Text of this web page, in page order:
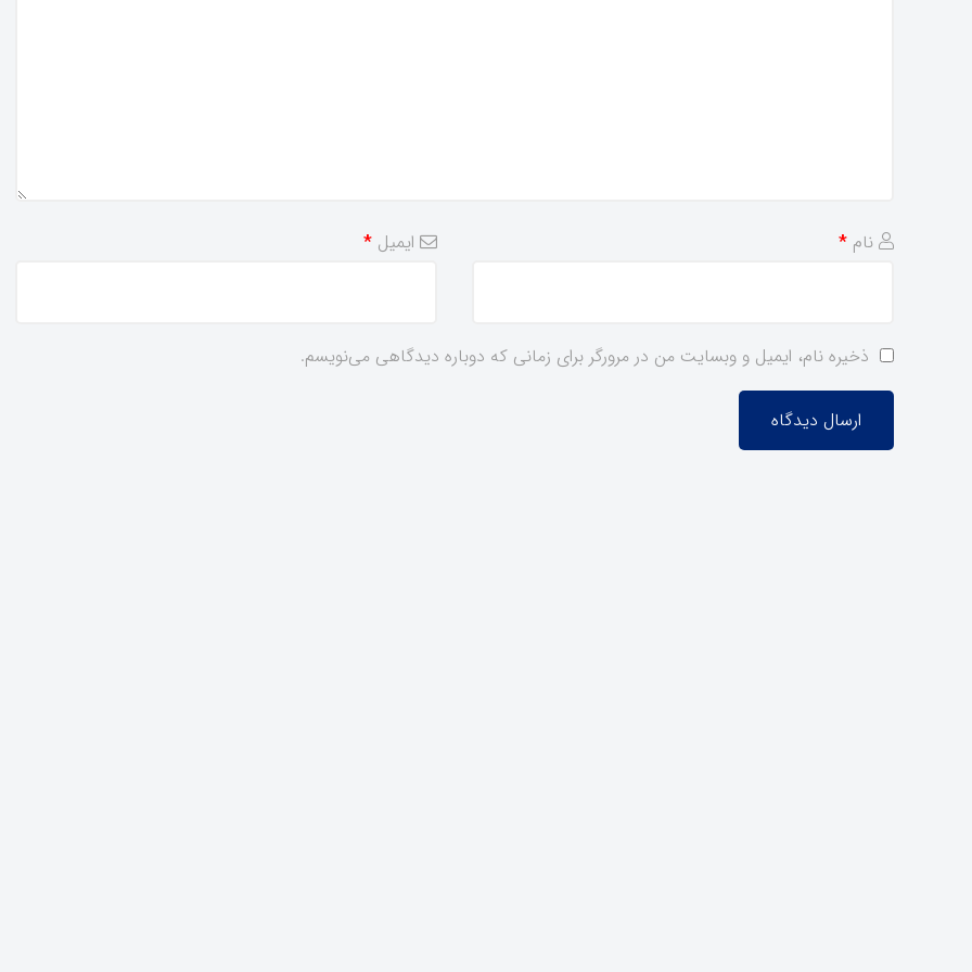
نام * ایمیل*
ذخیره نام، ایمیل و وبسایت من در مرورگر برای زمانی که دوباره دیدگاهی می‌نویسم.